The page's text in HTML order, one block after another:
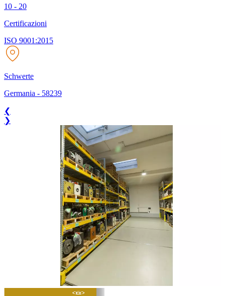
10 - 20
Certificazioni
ISO 9001:2015
Schwerte
Germania - 58239
❮
❯